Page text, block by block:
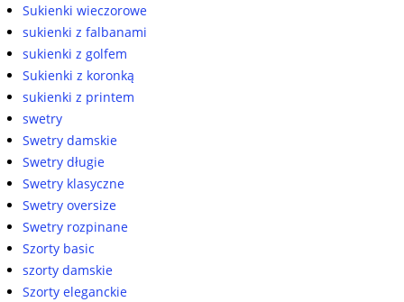
Sukienki wieczorowe
sukienki z falbanami
sukienki z golfem
Sukienki z koronką
sukienki z printem
swetry
Swetry damskie
Swetry długie
Swetry klasyczne
Swetry oversize
Swetry rozpinane
Szorty basic
szorty damskie
Szorty eleganckie